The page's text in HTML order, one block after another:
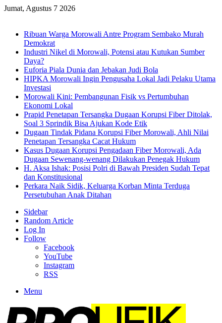
Jumat, Agustus 7 2026
Ribuan Warga Morowali Antre Program Sembako Murah
Demokrat
Industri Nikel di Morowali, Potensi atau Kutukan Sumber
Daya?
Euforia Piala Dunia dan Jebakan Judi Bola
HIPKA Morowali Ingin Pengusaha Lokal Jadi Pelaku Utama
Investasi
Morowali Kini: Pembangunan Fisik vs Pertumbuhan
Ekonomi Lokal
Prapid Penetapan Tersangka Dugaan Korupsi Fiber Ditolak,
Soal 3 Sprindik Bisa Ajukan Kode Etik
Dugaan Tindak Pidana Korupsi Fiber Morowali, Ahli Nilai
Penetapan Tersangka Cacat Hukum
Kasus Dugaan Korupsi Pengadaan Fiber Morowali, Ada
Dugaan Sewenang-wenang Dilakukan Penegak Hukum
H. Aksa Ishak: Posisi Polri di Bawah Presiden Sudah Tepat
dan Konstitusional
Perkara Naik Sidik, Keluarga Korban Minta Terduga
Persetubuhan Anak Ditahan
Sidebar
Random Article
Log In
Follow
Facebook
YouTube
Instagram
RSS
Menu